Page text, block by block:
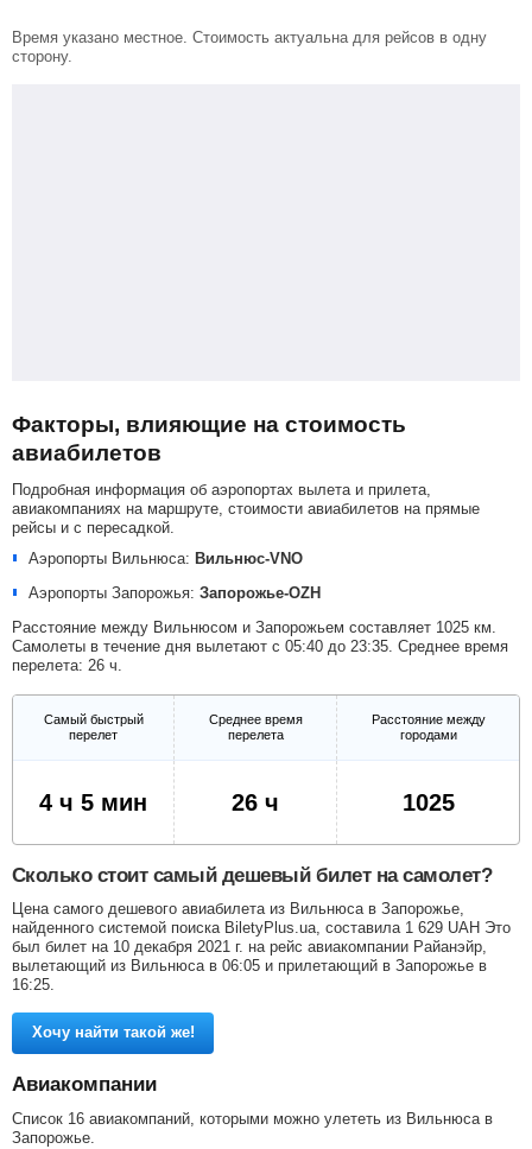
Время указано местное. Стоимость актуальна для рейсов в одну
сторону.
Факторы, влияющие на стоимость
авиабилетов
Подробная информация об аэропортах вылета и прилета,
авиакомпаниях на маршруте, стоимости авиабилетов на прямые
рейсы и с пересадкой.
Аэропорты Вильнюса: Вильнюс-VNO
Аэропорты Запорожья: Запорожье-OZH
Расстояние между Вильнюсом и Запорожьем составляет 1025 км.
Самолеты в течение дня вылетают с 05:40 до 23:35. Среднее время
перелета: 26 ч.
Самый быстрый
перелет
Среднее время
перелета
Расстояние между
городами
4 ч 5 мин 26 ч 1025
Сколько стоит самый дешевый билет на самолет?
Цена самого дешевого авиабилета из Вильнюса в Запорожье,
найденного системой поиска BiletyPlus.ua, составила 1 629 UAH Это
был билет на 10 декабря 2021 г. на рейс авиакомпании Райанэйр,
вылетающий из Вильнюса в 06:05 и прилетающий в Запорожье в
16:25.
Хочу найти такой же!
Авиакомпании
Список 16 авиакомпаний, которыми можно улететь из Вильнюса в
Запорожье.